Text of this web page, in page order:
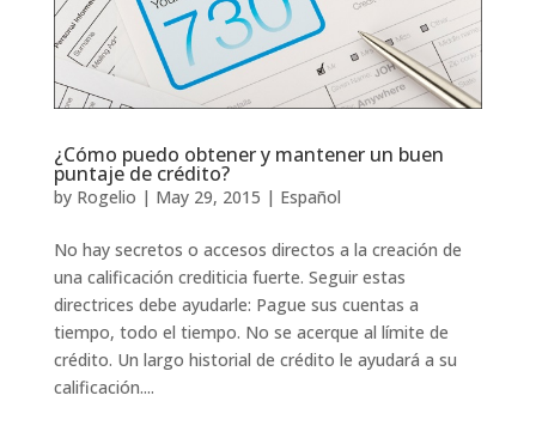
¿Cómo puedo obtener y mantener un buen
puntaje de crédito?
by Rogelio | May 29, 2015 | Español
No hay secretos o accesos directos a la creación de
una calificación crediticia fuerte. Seguir estas
directrices debe ayudarle: Pague sus cuentas a
tiempo, todo el tiempo. No se acerque al límite de
crédito. Un largo historial de crédito le ayudará a su
calificación....